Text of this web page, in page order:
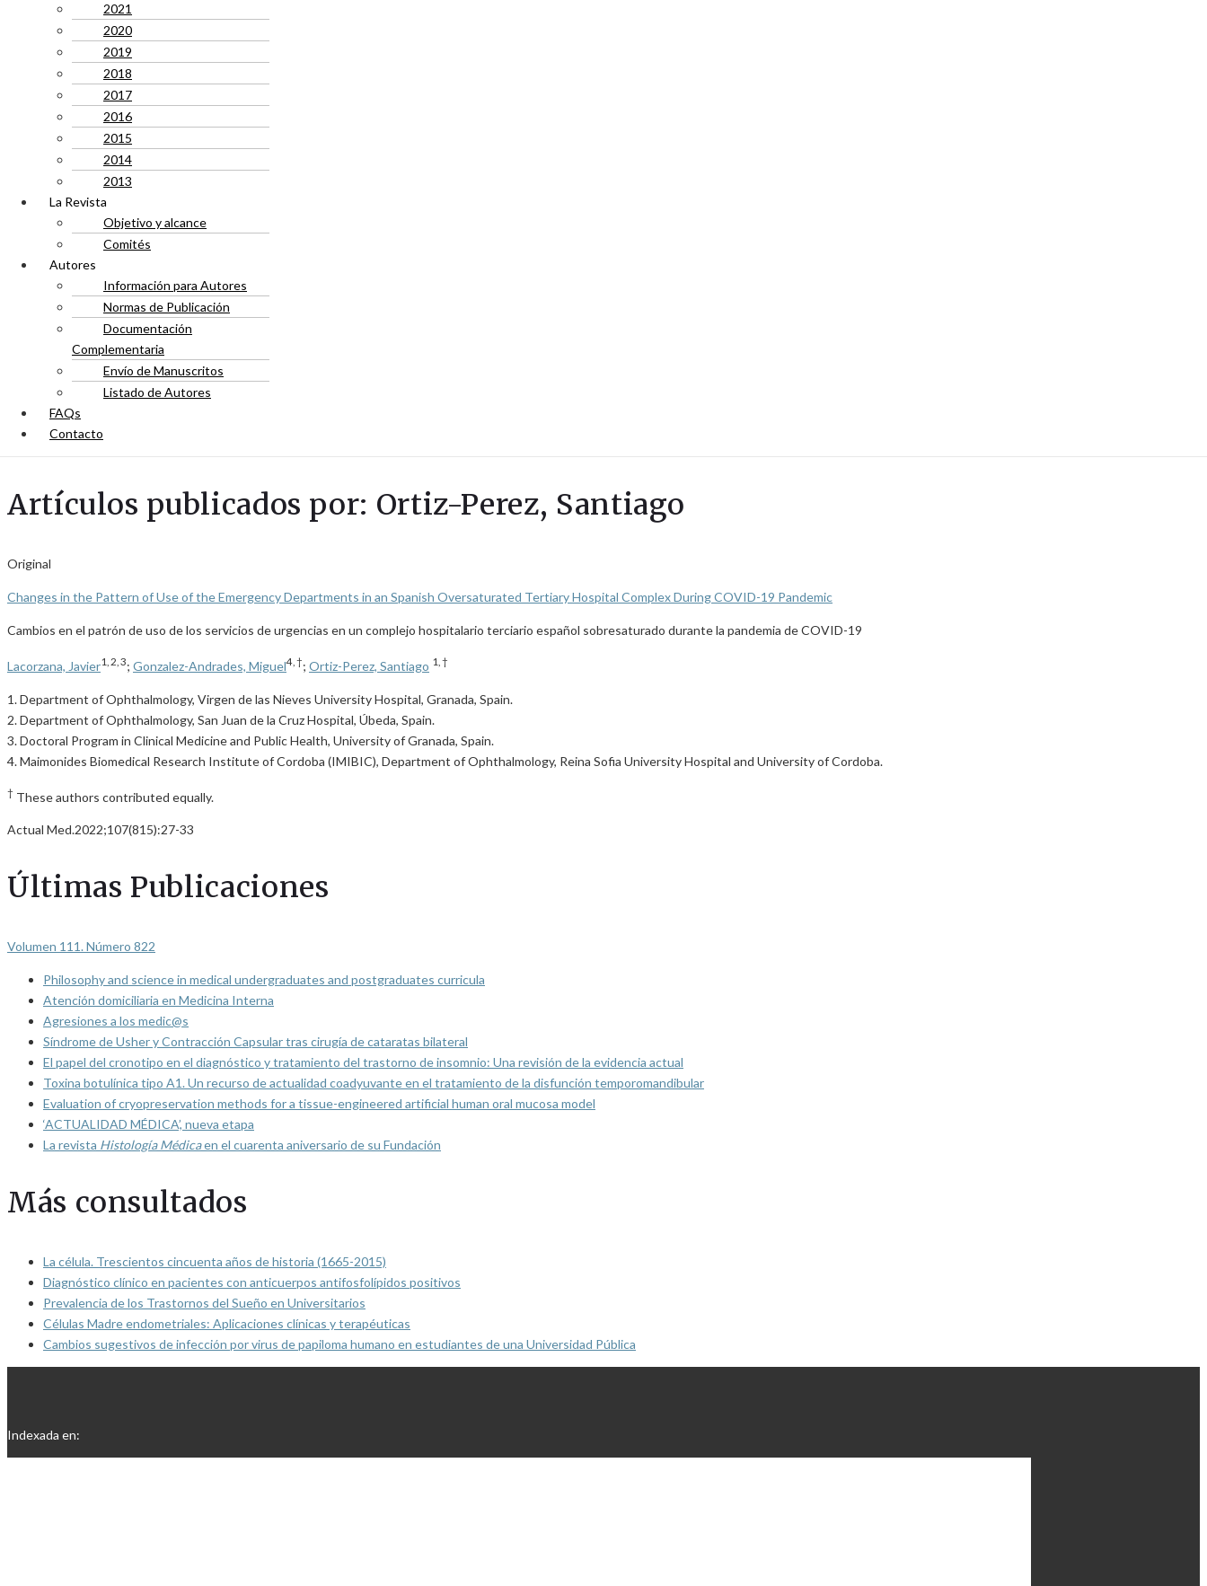
2021
2020
2019
2018
2017
2016
2015
2014
2013
La Revista
Objetivo y alcance
Comités
Autores
Información para Autores
Normas de Publicación
Documentación
Complementaria
Envío de Manuscritos
Listado de Autores
FAQs
Contacto
Artículos publicados por: Ortiz-Perez, Santiago
Original
Changes in the Pattern of Use of the Emergency Departments in an Spanish Oversaturated Tertiary Hospital Complex During COVID-19 Pandemic
Cambios en el patrón de uso de los servicios de urgencias en un complejo hospitalario terciario español sobresaturado durante la pandemia de COVID-19
Lacorzana, Javier1, 2, 3; Gonzalez-Andrades, Miguel4, †; Ortiz-Perez, Santiago 1, †
1. Department of Ophthalmology, Virgen de las Nieves University Hospital, Granada, Spain.
2. Department of Ophthalmology, San Juan de la Cruz Hospital, Úbeda, Spain.
3. Doctoral Program in Clinical Medicine and Public Health, University of Granada, Spain.
4. Maimonides Biomedical Research Institute of Cordoba (IMIBIC), Department of Ophthalmology, Reina Sofia University Hospital and University of Cordoba.
† These authors contributed equally.
Actual Med.2022;107(815):27-33
Últimas Publicaciones
Volumen 111. Número 822
Philosophy and science in medical undergraduates and postgraduates curricula
Atención domiciliaria en Medicina Interna
Agresiones a los medic@s
Síndrome de Usher y Contracción Capsular tras cirugía de cataratas bilateral
El papel del cronotipo en el diagnóstico y tratamiento del trastorno de insomnio: Una revisión de la evidencia actual
Toxina botulínica tipo A1. Un recurso de actualidad coadyuvante en el tratamiento de la disfunción temporomandibular
Evaluation of cryopreservation methods for a tissue-engineered artificial human oral mucosa model
‘ACTUALIDAD MÉDICA’, nueva etapa
La revista Histología Médicaen el cuarenta aniversario de su Fundación
Más consultados
La célula. Trescientos cincuenta años de historia (1665-2015)
Diagnóstico clínico en pacientes con anticuerpos antifosfolípidos positivos
Prevalencia de los Trastornos del Sueño en Universitarios
Células Madre endometriales: Aplicaciones clínicas y terapéuticas
Cambios sugestivos de infección por virus de papiloma humano en estudiantes de una Universidad Pública
Indexada en: